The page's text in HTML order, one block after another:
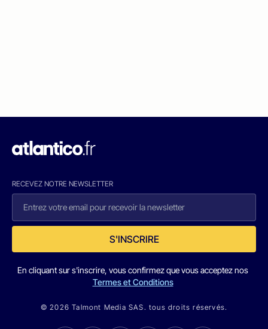
RECEVEZ NOTRE NEWSLETTER
S'INSCRIRE
En cliquant sur s'inscrire, vous confirmez que vous acceptez nos
Termes et Conditions
© 2026 Talmont Media SAS. tous droits réservés.